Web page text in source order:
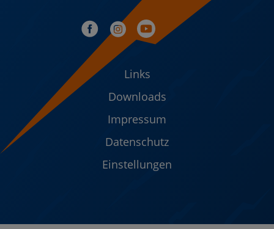
Links
Downloads
Impressum
Datenschutz
Einstellungen